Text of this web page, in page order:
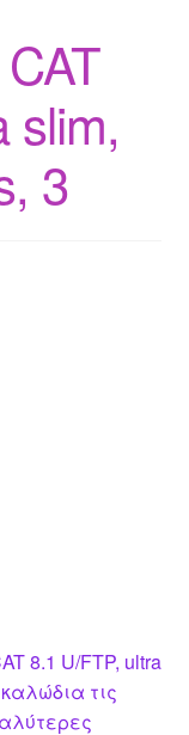
slim,
3
8.1 U/FTP, ultra
τις